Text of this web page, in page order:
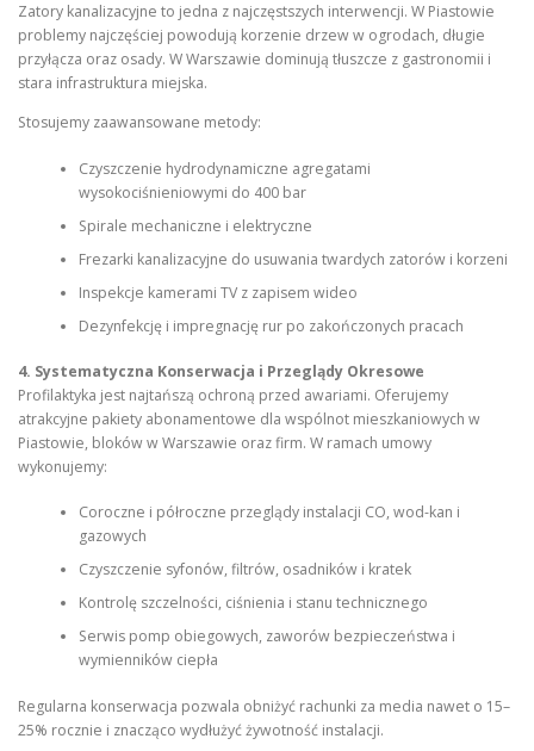
Zatory kanalizacyjne to jedna z najczęstszych interwencji. W Piastowie
problemy najczęściej powodują korzenie drzew w ogrodach, długie
przyłącza oraz osady. W Warszawie dominują tłuszcze z gastronomii i
stara infrastruktura miejska.
Stosujemy zaawansowane metody:
Czyszczenie hydrodynamiczne agregatami
wysokociśnieniowymi do 400 bar
Spirale mechaniczne i elektryczne
Frezarki kanalizacyjne do usuwania twardych zatorów i korzeni
Inspekcje kamerami TV z zapisem wideo
Dezynfekcję i impregnację rur po zakończonych pracach
4. Systematyczna Konserwacja i Przeglądy Okresowe
Profilaktyka jest najtańszą ochroną przed awariami. Oferujemy
atrakcyjne pakiety abonamentowe dla wspólnot mieszkaniowych w
Piastowie, bloków w Warszawie oraz firm. W ramach umowy
wykonujemy:
Coroczne i półroczne przeglądy instalacji CO, wod-kan i
gazowych
Czyszczenie syfonów, filtrów, osadników i kratek
Kontrolę szczelności, ciśnienia i stanu technicznego
Serwis pomp obiegowych, zaworów bezpieczeństwa i
wymienników ciepła
Regularna konserwacja pozwala obniżyć rachunki za media nawet o 15–
25% rocznie i znacząco wydłużyć żywotność instalacji.